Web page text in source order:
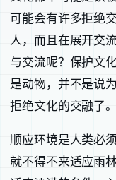
可能会有许多拒绝
人，而且在展开交
与交流呢？保护文
是动物，并不是说
拒绝文化的交融了。
顺应环境是人类必
就不得不来适应雨